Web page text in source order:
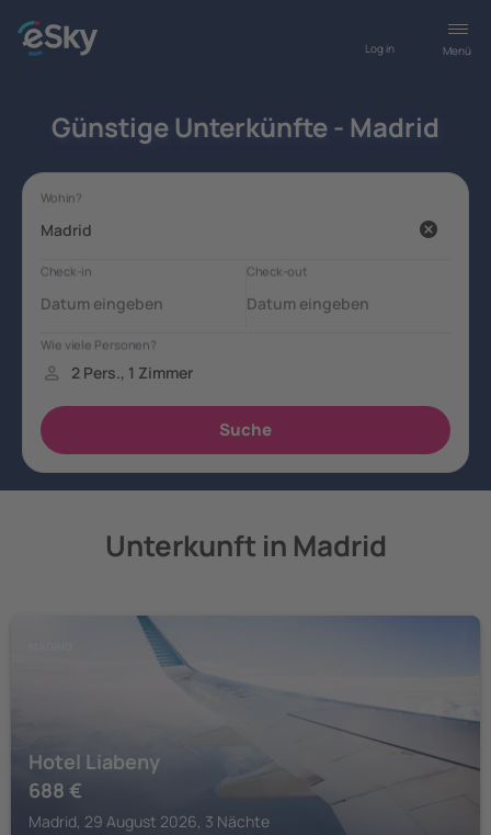
Menü
Log in
Günstige Unterkünfte - Madrid
Unterkunft in Madrid
Hotel Liabeny
688 €
Madrid, 29 August 2026, 3 Nächte